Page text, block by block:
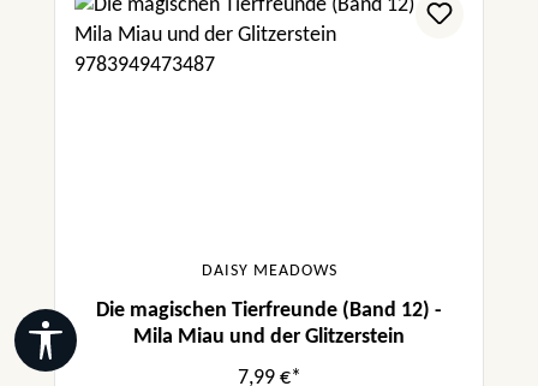
DAISY MEADOWS
Die magischen Tierfreunde (Band 12) -
Mila Miau und der Glitzerstein
7,99 €*
Werkzeugleiste anzeigen